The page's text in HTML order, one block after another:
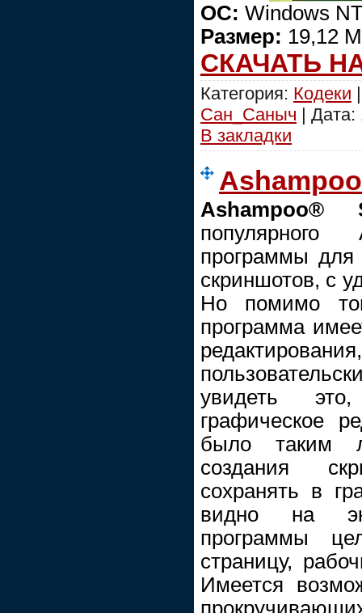
ОС: Windows
Размер: 19,12
СКАЧАТЬ
Категория: Кодеки
Сан_Саныч | Дата:
В закладки
Ashampoo®
программы для
скриншотов, с
Но помимо
программа
увидеть
графическое
было таким
создания
сохранять в
видно на
программы
страницу,
Имеется